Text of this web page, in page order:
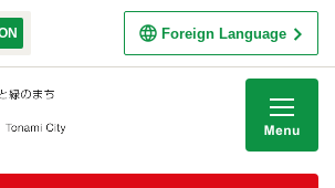
Foreign Language